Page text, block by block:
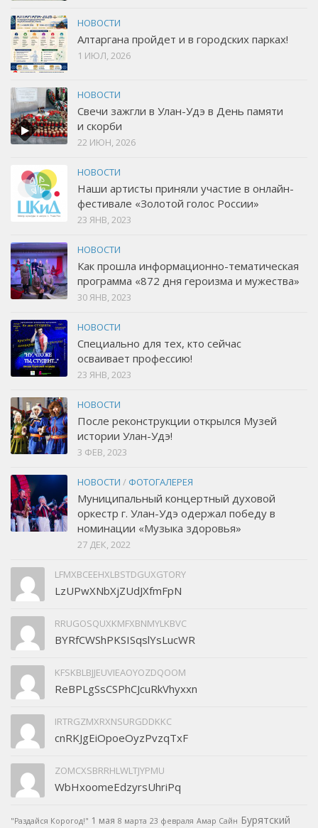
НОВОСТИ
Алтаргана пройдет и в городских парках!
1 ИЮЛ, 2026
НОВОСТИ
Свечи зажгли в Улан-Удэ в День памяти
и скорби
22 ИЮН, 2026
НОВОСТИ
Наши артисты приняли участие в онлайн-
фестивале «Золотой голос России»
23 ЯНВ, 2023
НОВОСТИ
Как прошла информационно-тематическая
программа «872 дня героизма и мужества»
30 ЯНВ, 2023
НОВОСТИ
Специально для тех, кто сейчас
осваивает профессию!
23 ЯНВ, 2023
НОВОСТИ
После реконструкции открылся Музей
истории Улан-Удэ!
3 ФЕВ, 2023
НОВОСТИ / ФОТОГАЛЕРЕЯ
Муниципальный концертный духовой
оркестр г. Улан-Удэ одержал победу в
номинации «Музыка здоровья»
27 ДЕК, 2022
LFMXBCEEHXLBSTDGUXGTORY
LzUPwXNbXjZUdJXfmFpN
RRUGOSQUXKMFXBNMYLKBVC
BYRfCWShPKSISqslYsLucWR
KFSKBLBJJEUVIEAOYOZDQOOM
ReBPLgSsCSPhCJcuRkVhyxxn
IRTRGZMXRXNSURGDDKKC
cnRKJgEiOpoeOyzPvzqTxF
ZOMCXSBRRHLWLTJYPMU
WbHxoomeEdzyrsUhriPq
"Раздайся Корогод!" 1 мая 8 марта 23 февраля Амар Сайн Бурятский